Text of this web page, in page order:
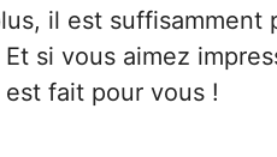
il est suffisamment
si vous aimez
fait pour vous !